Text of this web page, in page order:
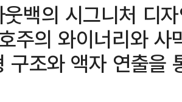
백의 시그니처 디
주의 와이너리와
구조와 액자 연출을